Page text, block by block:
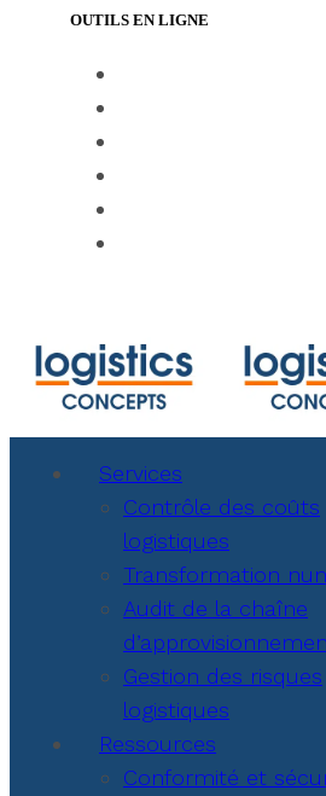
OUTILS EN LIGNE
Services
Contrôle des coûts
logistiques
Transformation
Audit de la chaîne
Gestion des risques
logistiques
Ressources
Conformité et